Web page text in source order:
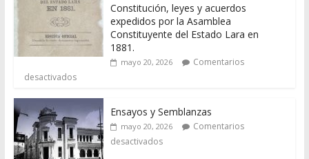
Constitución, leyes y acuerdos
expedidos por la Asamblea
Constituyente del Estado Lara en
1881.
mayo 20, 2026
Comentarios
desactivados
Ensayos y Semblanzas
mayo 20, 2026
Comentarios
desactivados